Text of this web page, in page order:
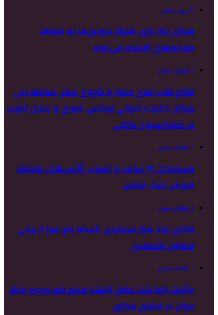
6 روز پیش
هوای پاک برای شیراز؛ دوربین‌ها به مصاف
خودروهای آلاینده می‌روند
1 هفته پیش
انواع قاب بندی دیوار با گچبری پیش ساخته پلی
یورتان دکارت؛ تحولی لوکس، فوری و بدون تخریب
در دکوراسیون داخلی
1 هفته پیش
مسدودی ۳ سایت و حساب آژانس‌های متخلف
فروش بلیت اربعین
1 هفته پیش
اخاذی چند هزار میلیاردی شبکه باج نیوز از برخی
فعالان اقتصادی
1 هفته پیش
جزئیات بازداشت عامل انتشار فیلم ضرب‌وجرح دختر
جوان در فضای مجازی